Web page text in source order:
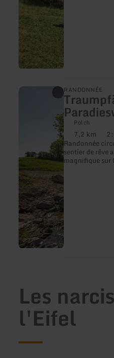
RANDONNÉE
Polch
Distance
:
7,2 km
:
Randonnée
sentier de rêve
magnifique sur
en
Traumpfädchen
Paradiesweg
Les
l'Eifel